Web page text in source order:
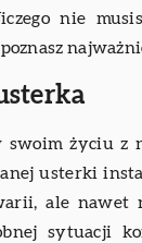
nie
swoim życiu
usterki
ale nawet
sytuacji